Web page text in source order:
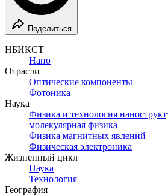
Поделиться
НБИКСТ
Нано
Отрасли
Оптические компоненты
Фотоника
Наука
Физика и технология
молекулярная физика
Физика магнитных явлений
Физическая электроника
Жизненный цикл
Наука
Технология
География